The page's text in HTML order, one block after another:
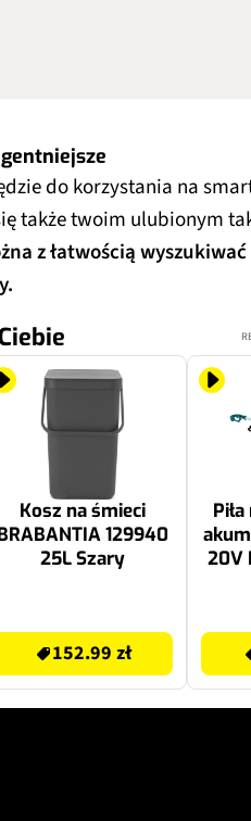
do korzystania na
także twoim ulubionym
z łatwością
Kosz na śmieci
129940
25L Szary
152.99 zł
20V